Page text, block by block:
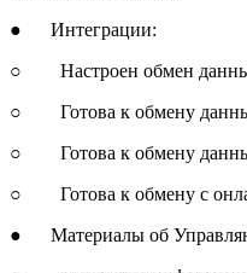
● Интеграции:
○ Настроен обмен
○ Готова к обмену
○ Готова к обмену
○ Готова к обмену с
● Материалы об